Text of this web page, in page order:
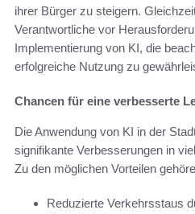
ihrer Bürger zu steigern.
Verantwortliche vor
Implementierung von KI, die
erfolgreiche Nutzung zu
Chancen für eine verbesserte
Die Anwendung von KI in der
signifikante Verbesserungen in
Zu den möglichen Vorteilen
Reduzierte Verkehrsstaus